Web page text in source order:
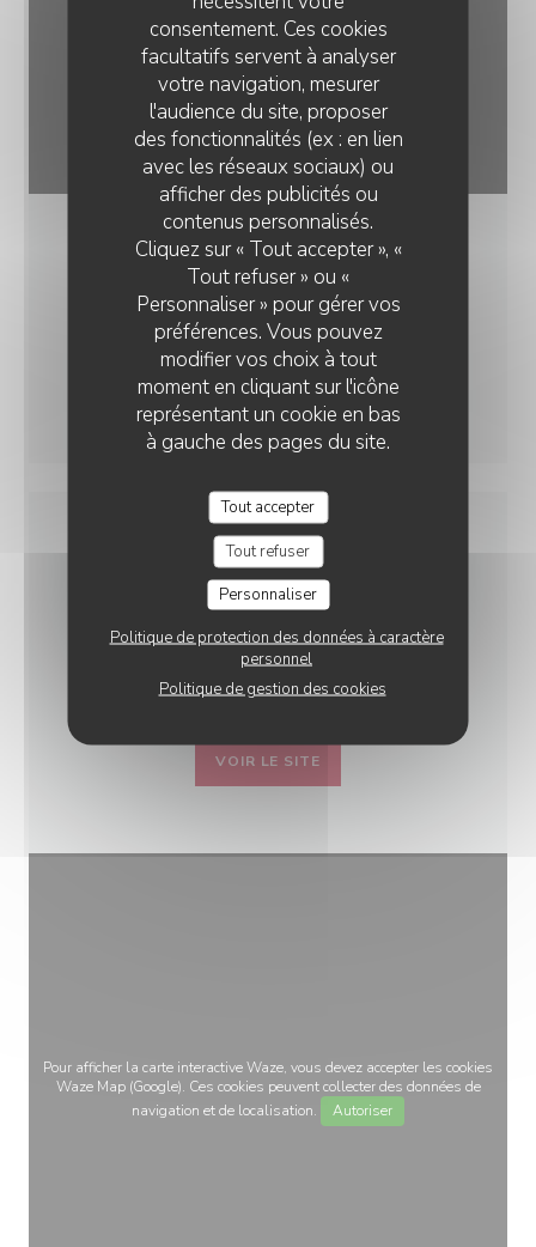
consentement. Ces cookies
facultatifs servent à analyser
votre navigation, mesurer
l'audience du site, proposer
des fonctionnalités (ex : en lien
avec les réseaux sociaux) ou
afficher des publicités ou
contenus personnalisés.
Cliquez sur « Tout accepter », «
Tout refuser » ou «
Personnaliser » pour gérer vos
préférences. Vous pouvez
modifier vos choix à tout
moment en cliquant sur l'icône
représentant un cookie en bas
à gauche des pages du site.
Tout accepter
Tout refuser
Personnaliser
Politique de protection des données à caractère
personnel
Politique de gestion des cookies
RESTAURANT MÉDIÉVAL
AUBERGE BRESSANE
16 avenue de la motte-picquet - 75007
Paris
VOIR LE SITE
Pour afficher la carte interactive Waze, vous devez accepter les cookies
Waze Map (Google). Ces cookies peuvent collecter des données de
navigation et de localisation.
Autoriser